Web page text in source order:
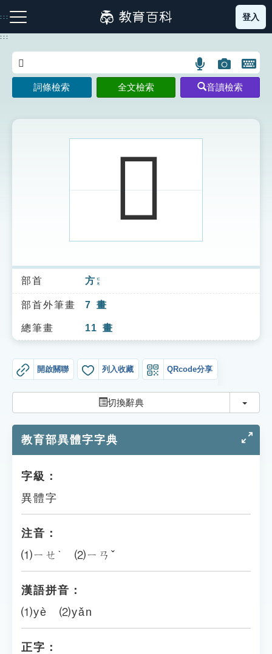
到
主
:::
注音索引圖示 筆畫索引圖示 部首索引表圖示
索引選單
知識索引
單字索引
貓頭鷹博士
登入
:::
語
言
搜
示
圖
片
搜
開
鍵
圖
詞條檢索 全文檢索 音讀檢索
𣃷
部首 方 ㄈㄤ
部首外筆畫 7 畫
總筆畫 11 畫
開啟關聯 列入收藏 QRcode分享
切換辭典 切換
教育部異體字字典
字級：
異體字
注音：
⑴ㄧㄝˋ ⑵ㄧㄢˇ
漢語拼音：
⑴yè ⑵yǎn
正字：